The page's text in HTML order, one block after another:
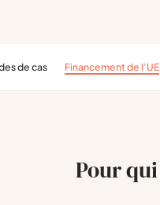
de cas Financement de l’UE
Pour qui